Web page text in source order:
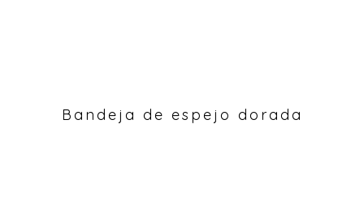
Bandeja de espejo dorada